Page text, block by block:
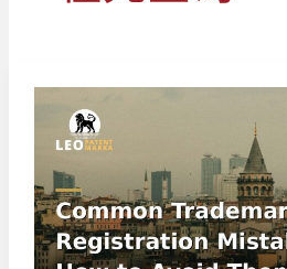
常
见
错